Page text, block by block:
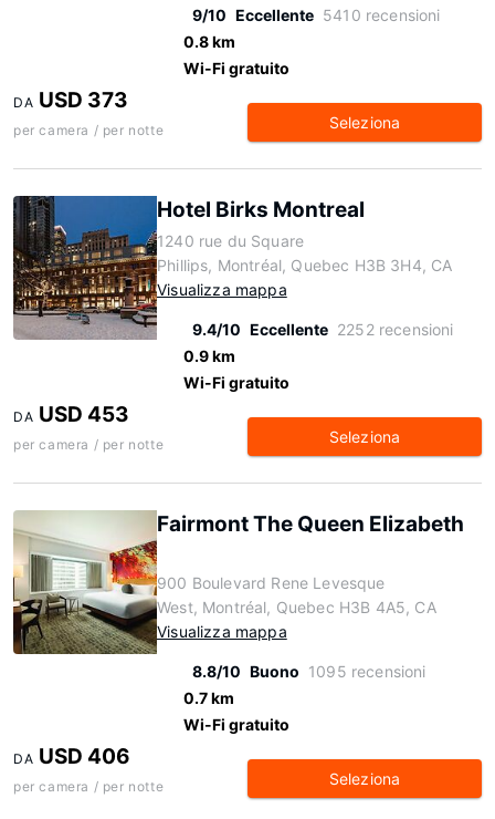
9/10 Eccellente 5410 recensioni
0.8 km
Wi-Fi gratuito
DA USD 373
per camera / per notte Seleziona
Hotel Birks Montreal
1240 rue du Square
Phillips, Montréal, Quebec H3B 3H4, CA
Visualizza mappa
9.4/10 Eccellente 2252 recensioni
0.9 km
Wi-Fi gratuito
DA USD 453
per camera / per notte Seleziona
Fairmont The Queen Elizabeth
900 Boulevard Rene Levesque
West, Montréal, Quebec H3B 4A5, CA
Visualizza mappa
8.8/10 Buono 1095 recensioni
0.7 km
Wi-Fi gratuito
DA USD 406
per camera / per notte Seleziona